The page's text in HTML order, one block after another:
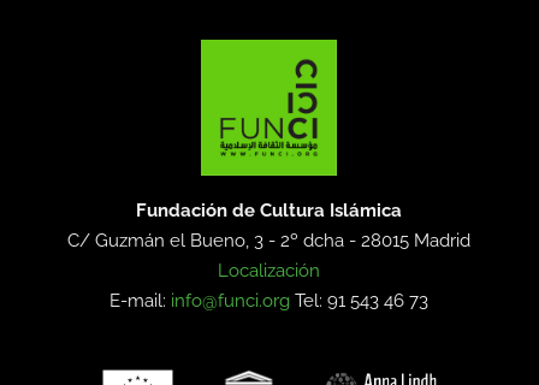
Fundación de Cultura Islámica
C/ Guzmán el Bueno, 3 - 2º dcha -28015 Madrid
Localización
E-mail: info@funci.org Tel: 91 543 46 73